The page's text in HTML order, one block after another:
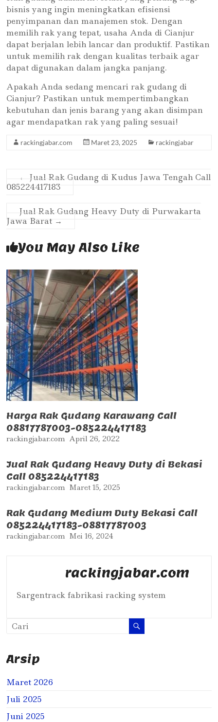
bisnis yang ingin meningkatkan efisiensi
penyimpanan dan manajemen stok. Dengan
memilih rak yang tepat, usaha Anda di Cianjur
dapat berjalan lebih lancar dan produktif. Pastikan
untuk memilih rak dengan kualitas terbaik agar
dapat digunakan dalam jangka panjang.
Apakah Anda sedang mencari rak gudang di
Cianjur? Pastikan untuk mempertimbangkan
kebutuhan dan jenis barang yang akan disimpan
agar mendapatkan rak yang paling sesuai!
rackingjabar.com Maret 23, 2025 rackingjabar
←
Jual Rak Gudang di Kudus Jawa Tengah Call
085224417183
Jual Rak Gudang Heavy Duty di Purwakarta
Jawa Barat →
You May Also Like
Harga Rak Gudang Karawang Call
08817787003-085224417183
rackingjabar.com April 26, 2022
Jual Rak Gudang Heavy Duty di Bekasi
Call 085224417183
rackingjabar.com Maret 15, 2025
Rak Gudang Medium Duty Bekasi Call
085224417183-08817787003
rackingjabar.com Mei 16, 2024
rackingjabar.com
Sargentrack fabrikasi racking system
Arsip
Maret 2026
Juli 2025
Juni 2025